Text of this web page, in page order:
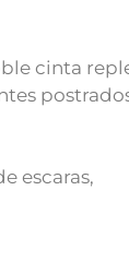
cinta
escaras,